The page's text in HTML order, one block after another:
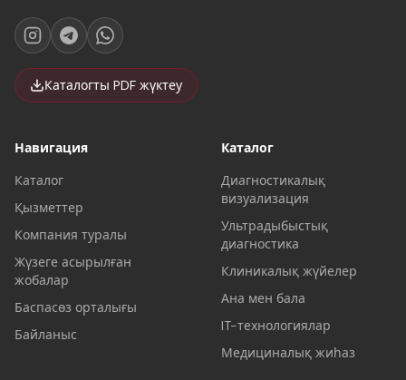
Каталогты PDF жүктеу
Навигация
Каталог
Қызметтер
Компания туралы
Жүзеге асырылған
жобалар
Баспасөз орталығы
Байланыс
Каталог
Диагностикалық
визуализация
Ультрадыбыстық
диагностика
Клиникалық жүйелер
Ана мен бала
IT-технологиялар
Медициналық жиһаз